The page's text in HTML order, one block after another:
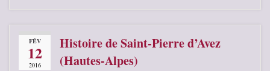
FÉV
12
2016
Histoire de Saint-Pierre d’Avez
(Hautes-Alpes)